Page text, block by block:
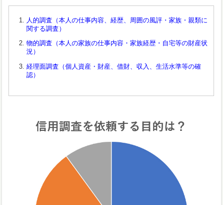
人的調査（本人の仕事内容、経歴、周囲の風評・家族・親類に
関する調査）
物的調査（本人の家族の仕事内容・家族経歴・自宅等の財産状
況）
経理面調査（個人資産・財産、借財、収入、生活水準等の確
認）